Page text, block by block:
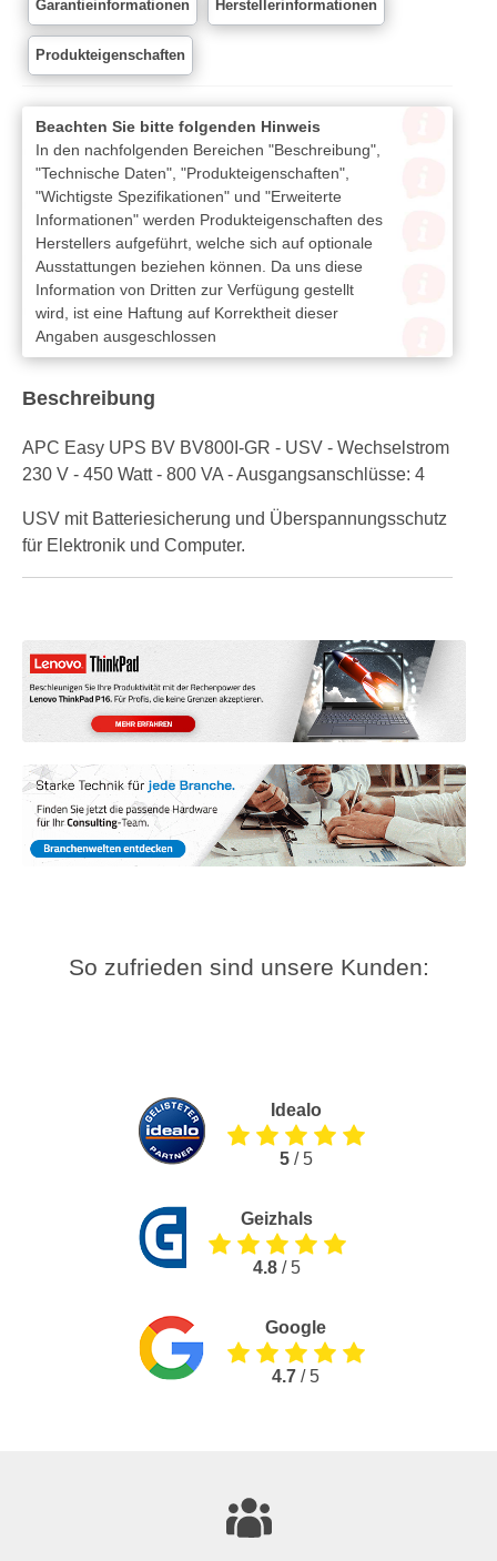
Garantieinformationen Herstellerinformationen
Produkteigenschaften
Beachten Sie bitte folgenden Hinweis
In den nachfolgenden Bereichen "Beschreibung",
"Technische Daten", "Produkteigenschaften",
"Wichtigste Spezifikationen" und "Erweiterte
Informationen" werden Produkteigenschaften des
Herstellers aufgeführt, welche sich auf optionale
Ausstattungen beziehen können. Da uns diese
Information von Dritten zur Verfügung gestellt
wird, ist eine Haftung auf Korrektheit dieser
Angaben ausgeschlossen
Beschreibung
APC Easy UPS BV BV800I-GR - USV - Wechselstrom
230 V - 450 Watt - 800 VA - Ausgangsanschlüsse: 4
USV mit Batteriesicherung und Überspannungsschutz
für Elektronik und Computer.
So zufrieden sind unsere Kunden:
Idealo
5/ 5
Geizhals
4.8 / 5
Google
4.7 / 5